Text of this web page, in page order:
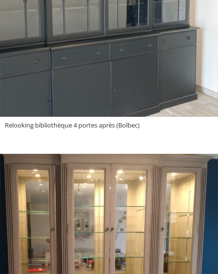
Relooking bibliothèque 4 portes après (Bolbec)